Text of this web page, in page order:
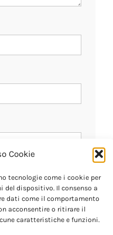
Cookie
tecnologie come i cookie per
del dispositivo. Il consenso a
dati come il comportamento
acconsentire o ritirare il
caratteristiche e funzioni.